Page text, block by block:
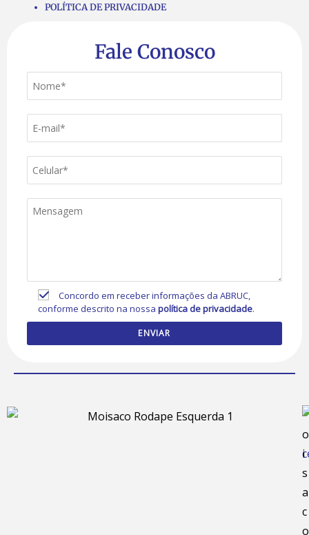
POLÍTICA DE PRIVACIDADE
Fale Conosco
Concordo em receber informações da ABRUC,
conforme descrito na nossapolítica de privacidade.